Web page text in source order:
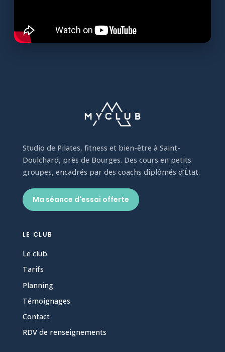
Studio de Pilates, fitness et bien-être à Saint-
Doulchard, près de Bourges. Des cours en petits
groupes, encadrés par des coachs diplômés d'État.
Ma séance d'essai offerte
LE CLUB
Le club
Tarifs
Planning
Témoignages
Contact
RDV de renseignements